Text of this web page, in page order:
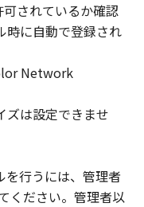
および所有権
はキヤノンの
に、「本ソフ
、直接または間
されているか確認
時に自動で登録され
Network
ズは設定できませ
を行うには、管理者
ください。管理者以